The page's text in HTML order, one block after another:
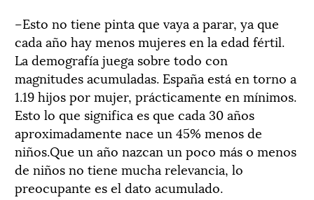
–Esto no tiene pinta que vaya a parar, ya que
cada año hay menos mujeres en la edad fértil.
La demografía juega sobre todo con
magnitudes acumuladas. España está en torno a
1.19 hijos por mujer, prácticamente en mínimos.
Esto lo que significa es que cada 30 años
aproximadamente nace un 45% menos de
niños.Que un año nazcan un poco más o menos
de niños no tiene mucha relevancia, lo
preocupante es el dato acumulado.